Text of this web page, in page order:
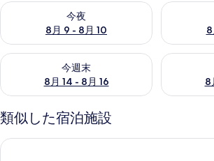
今夜
8月 9 - 8月 10
今夜 8月 9 - 8月 10 の空室状況をチェック
8
明日 8月
今週末
8月 14 - 8月 16
今週末 8月 14 - 8月 16 の空室状況をチェック
8
来週末 8
類似した宿泊施設
ザ クロスウェイズ